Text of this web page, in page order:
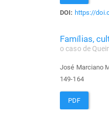
DOI: https://
Famílias,
o caso de
José Marciano
149-164
PDF